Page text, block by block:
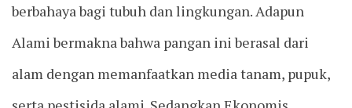
berbahaya bagi tubuh dan lingkungan. Adapun
Alami bermakna bahwa pangan ini berasal dari
alam dengan memanfaatkan media tanam, pupuk,